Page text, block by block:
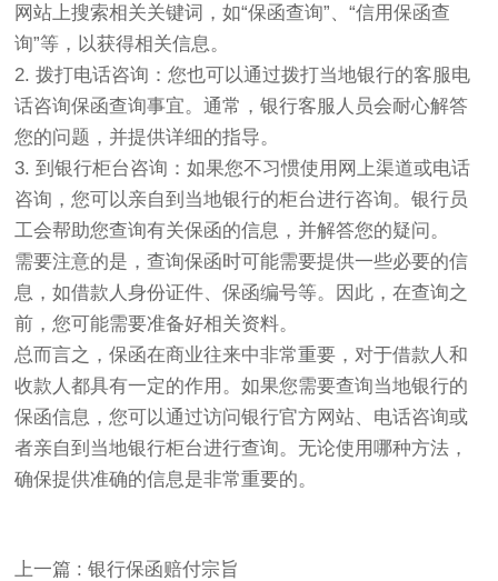
网站上搜索相关关键词，如“保函查询”、“信用保函查
询”等，以获得相关信息。
2. 拨打电话咨询：您也可以通过拨打当地银行的客服电
话咨询保函查询事宜。通常，银行客服人员会耐心解答
您的问题，并提供详细的指导。
3. 到银行柜台咨询：如果您不习惯使用网上渠道或电话
咨询，您可以亲自到当地银行的柜台进行咨询。银行员
工会帮助您查询有关保函的信息，并解答您的疑问。
需要注意的是，查询保函时可能需要提供一些必要的信
息，如借款人身份证件、保函编号等。因此，在查询之
前，您可能需要准备好相关资料。
总而言之，保函在商业往来中非常重要，对于借款人和
收款人都具有一定的作用。如果您需要查询当地银行的
保函信息，您可以通过访问银行官方网站、电话咨询或
者亲自到当地银行柜台进行查询。无论使用哪种方法，
确保提供准确的信息是非常重要的。
上一篇 : 银行保函赔付宗旨